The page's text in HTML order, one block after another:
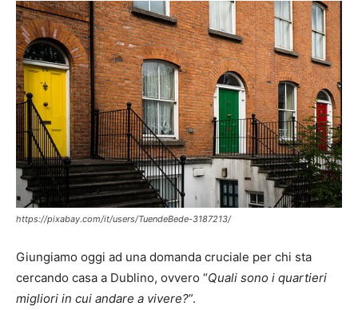
https://pixabay.com/it/users/TuendeBede-3187213/
Giungiamo oggi ad una domanda cruciale per chi sta
cercando casa a Dublino, ovvero “Quali sono i quartieri
migliori in cui andare a vivere?”.